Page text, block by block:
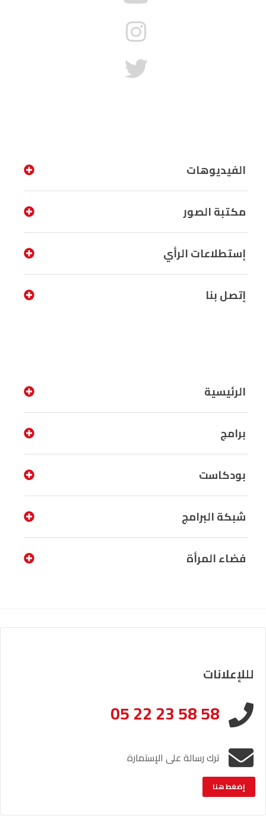
الفيديوهات
مكتبة الصور
إستطلاعات الرأي
إتصل بنا
الرئيسية
برامج
بودكاست
شبكة البرامج
فضاء المرأة
لللإعلانات
05 22 23 58 58
ترك رسالة على الإستمارة
إضغط هنا